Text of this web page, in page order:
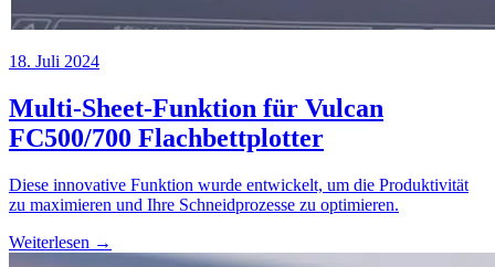
18. Juli 2024
Multi-Sheet-Funktion für Vulcan
FC500/700 Flachbettplotter
Diese innovative Funktion wurde entwickelt, um die Produktivität
zu maximieren und Ihre Schneidprozesse zu optimieren.
Weiterlesen →